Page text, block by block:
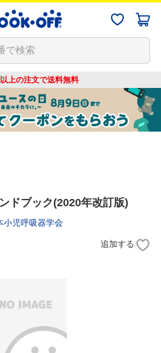
上の注文で送料無料
ドブック(2020年改訂版)
小児呼吸器学会
追加する